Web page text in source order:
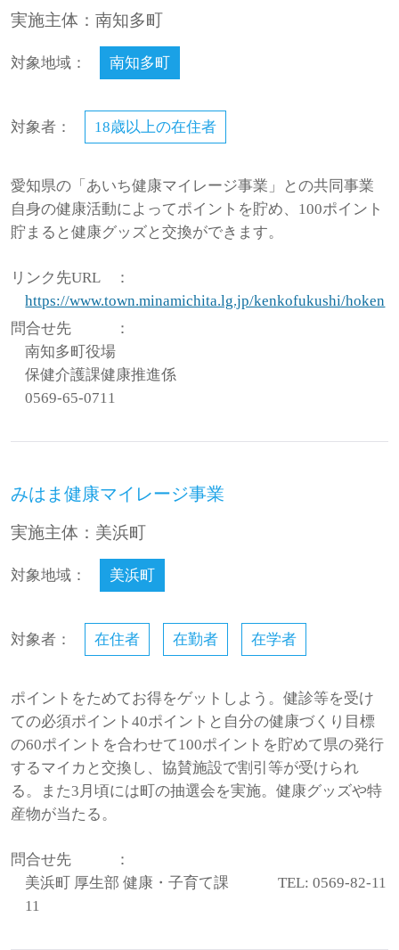
実施主体：南知多町
対象地域： 南知多町
対象者： 18歳以上の在住者
愛知県の「あいち健康マイレージ事業」との共同事業
自身の健康活動によってポイントを貯め、100ポイント
貯まると健康グッズと交換ができます。
リンク先URL
：
https://www.town.minamichita.lg.jp/kenkofukushi/hoken
問合せ先
：
南知多町役場
保健介護課健康推進係
0569-65-0711
みはま健康マイレージ事業
実施主体：美浜町
対象地域： 美浜町
対象者： 在住者 在勤者 在学者
ポイントをためてお得をゲットしよう。健診等を受け
ての必須ポイント40ポイントと自分の健康づくり目標
の60ポイントを合わせて100ポイントを貯めて県の発行
するマイカと交換し、協賛施設で割引等が受けられ
る。また3月頃には町の抽選会を実施。健康グッズや特
産物が当たる。
問合せ先
：
美浜町 厚生部 健康・子育て課 TEL: 0569-82-11
11